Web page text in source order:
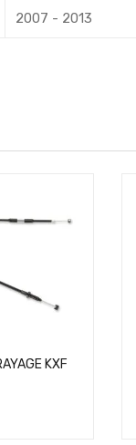
2007 - 2013
KXF